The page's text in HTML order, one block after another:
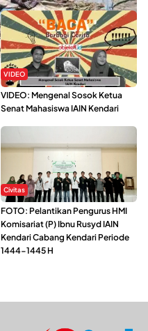
VIDEO
VIDEO: Mengenal Sosok Ketua
Senat Mahasiswa IAIN Kendari
Civitas
FOTO: Pelantikan Pengurus HMI
Komisariat (P) Ibnu Rusyd IAIN
Kendari Cabang Kendari Periode
1444-1445 H